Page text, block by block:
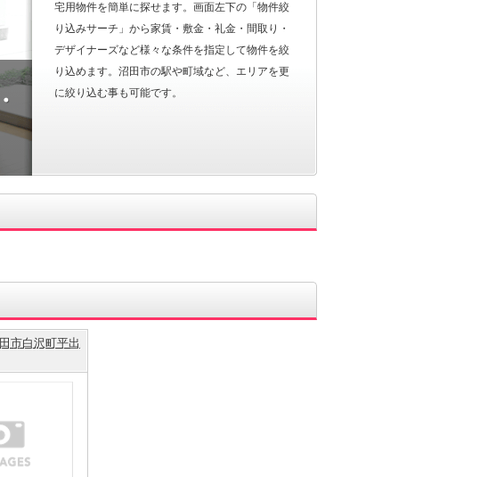
宅用物件を簡単に探せます。画面左下の「物件絞
り込みサーチ」から家賃・敷金・礼金・間取り・
デザイナーズなど様々な条件を指定して物件を絞
り込めます。沼田市の駅や町域など、エリアを更
に絞り込む事も可能です。
市白沢町平出